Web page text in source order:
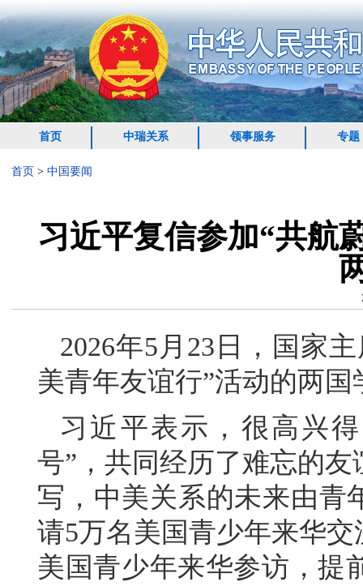
首页 中瑞关系 领事服务 专题
首页 > 中国要闻
习近平复信参加“共航
2026年5月23日，国家
美青年友谊行”活动的两国
习近平表示，很高兴
号”，共同经历了难忘的
写，中美关系的未来由青
请5万名美国青少年来华
美国青少年来华参访，提